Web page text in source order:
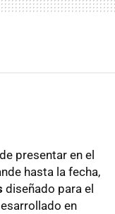
presentar en el
hasta la fecha,
diseñado para el
en